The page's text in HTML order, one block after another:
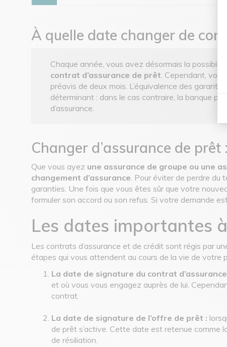
À quelle date changer de
Chaque année, vous avez désormais la possibilité
contrat d’assurance de prêt . Cependant,
préavis de deux mois. L’équivalence des
déterminant : dans le cas contraire, la banque
d’assurance.
Changer d’assurance de
Que vous ayez une assurance de groupe ou une
changement d’assurance . Pour éviter de perdre
garanties. Une fois que vous êtes sûr que votre
formuler son accord ou son refus. Si votre demande
Les dates importantes
Les contrats d’assurance et de crédit sont régis par
étapes qui vous attendent au cours de la vie de votre
La date de signature du contrat
et où vous vous engagez auprès de lui.
contrat.
La date de signature de l’offre de prêt :
de prêt s’active. Cette date est retenue
de résiliation.